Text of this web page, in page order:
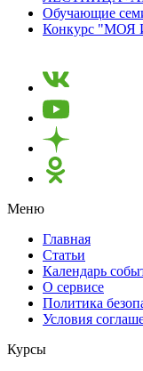
Обучающие
Конкурс "МОЯ
Меню
Главная
Статьи
Календарь
О сервисе
Политика
Условия
Курсы